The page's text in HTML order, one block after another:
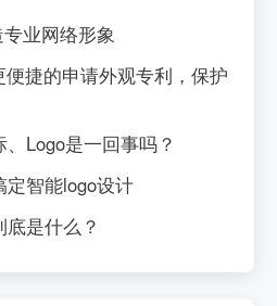
业网络形象
捷的申请外观专利，保护
Logo是一回事吗？
定智能logo设计
是什么？